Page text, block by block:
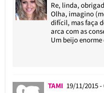
Re, linda,
Olha, imagino
difícil, mas faça
arca com as
Um beijo enorme
TAMI 19/11/2015 -